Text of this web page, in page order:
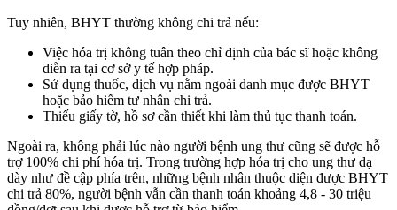
Tuy nhiên, BHYT thường không chi trả nếu:
Việc hóa trị không tuân theo chỉ định của bác sĩ hoặc không
diễn ra tại cơ sở y tế hợp pháp.
Sử dụng thuốc, dịch vụ nằm ngoài danh mục được BHYT
hoặc bảo hiểm tư nhân chi trả.
Thiếu giấy tờ, hồ sơ cần thiết khi làm thủ tục thanh toán.
Ngoài ra, không phải lúc nào người bệnh ung thư cũng sẽ được hỗ
trợ 100% chi phí hóa trị. Trong trường hợp hóa trị cho ung thư dạ
dày như đề cập phía trên, những bệnh nhân thuộc diện được BHYT
chi trả 80%, người bệnh vẫn cần thanh toán khoảng 4,8 - 30 triệu